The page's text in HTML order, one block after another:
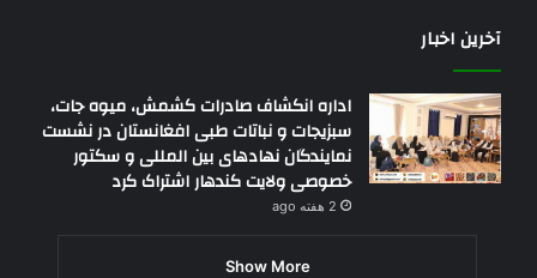
آخرین اخبار
اداره انکشاف صادرات کشمش، میوه جات،
سبزیجات و نباتات طبی افغانستان در نشست
نمایندگان نهادهای بین المللی و سکتور
خصوصی ولایت کندهار اشتراک کرد
2 هفته ago
Show More